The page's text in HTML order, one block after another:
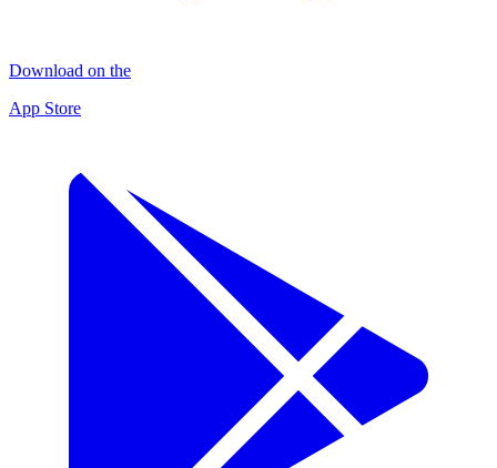
Download on the
App Store